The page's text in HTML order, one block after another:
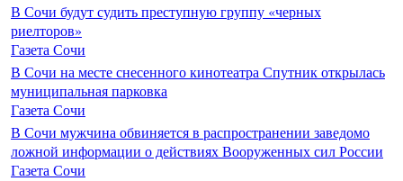
В Сочи будут судить преступную группу «черных
риелторов»
Газета Сочи
В Сочи на месте снесенного кинотеатра Спутник открылась
муниципальная парковка
Газета Сочи
В Сочи мужчина обвиняется в распространении заведомо
ложной информации о действиях Вооруженных сил России
Газета Сочи